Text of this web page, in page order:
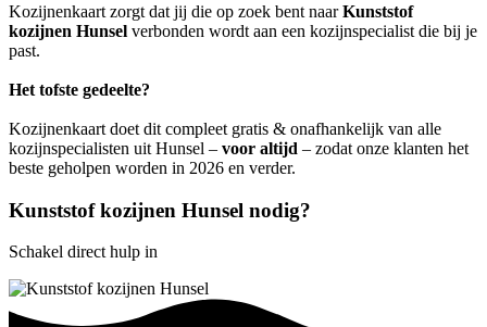
Kozijnenkaart zorgt dat jij die op zoek bent naarKunststof
kozijnen Hunsel verbonden wordt aan een kozijnspecialist die bij je
past.
Het tofste gedeelte?
Kozijnenkaart doet dit compleet gratis & onafhankelijk van alle
kozijnspecialisten uit Hunsel – voor altijd – zodat onze klanten het
beste geholpen worden in 2026 en verder.
Kunststof kozijnen Hunsel nodig?
Schakel direct hulp in